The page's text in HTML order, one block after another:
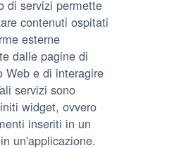
di servizi permette
contenuti ospitati
esterne
dalle pagine di
Web e di interagire
servizi sono
widget, ovvero
inseriti in un
un'applicazione.